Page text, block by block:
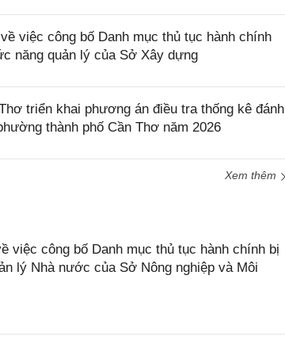
việc công bố Danh mục thủ tục hành chính
năng quản lý của Sở Xây dựng
triển khai phương án điều tra thống kê đánh
thành phố Cần Thơ năm 2026
Xem thêm
việc công bố Danh mục thủ tục hành chính bị
lý Nhà nước của Sở Nông nghiệp và Môi